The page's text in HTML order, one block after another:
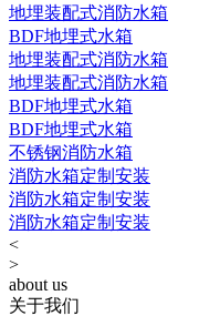
地埋装配式消防水箱
BDF地埋式水箱
地埋装配式消防水箱
地埋装配式消防水箱
BDF地埋式水箱
BDF地埋式水箱
不锈钢消防水箱
消防水箱定制安装
消防水箱定制安装
消防水箱定制安装
<
>
about us
关于我们